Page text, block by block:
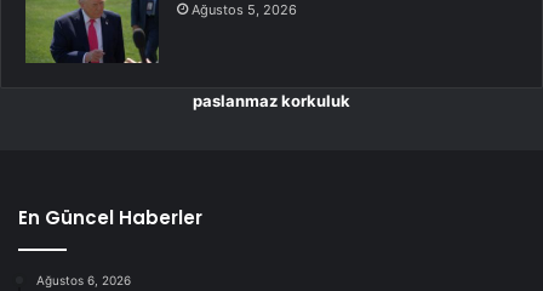
Ağustos 5, 2026
paslanmaz korkuluk
En Güncel Haberler
Ağustos 6, 2026